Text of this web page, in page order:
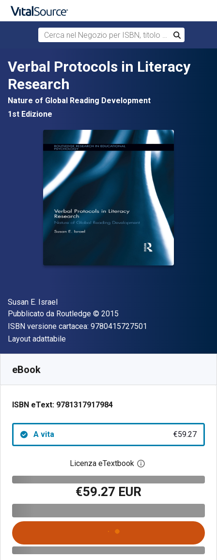
Passa al contenuto principale
Cerca nel Negozio per ISBN, titolo o autore
Cerca
Verbal Protocols in Literacy
Research
Nature of Global Reading Development
1st Edizione
Autore(i)
Susan E. Israel
Editore
Pubblicato da Routledge Copyright
© 2015
ISBN versione cartacea: 9780415727501
Formato
Layout adattabile
eBook
ISBN eText: 9781317917984
A vita €59.27
Licenza eTextbook Apri la finestra di
€59.27 EUR